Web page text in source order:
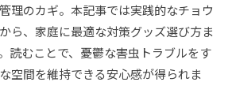
理のカギ。本記事では実践的なチョウ
ら、家庭に最適な対策グッズ選び方ま
読むことで、憂鬱な害虫トラブルをす
空間を維持できる安心感が得られま